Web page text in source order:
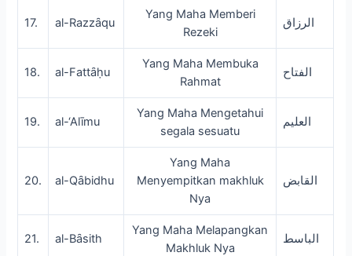
17. al-Razzȃqu
Yang Maha Memberi
Rezeki
الرزاق
18. al-Fattȃḥu
Yang Maha Membuka
Rahmat
الفتاح
19. al-‘Alīmu
Yang Maha Mengetahui
segala sesuatu
العليم
20. al-Qȃbidhu
Yang Maha
Menyempitkan makhluk
Nya
القابض
21. al-Bȃsith
Yang Maha Melapangkan
Makhluk Nya
الباسط